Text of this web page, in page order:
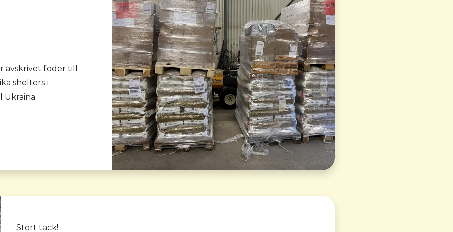
avskrivet foder till
shelters i
Stort tack!